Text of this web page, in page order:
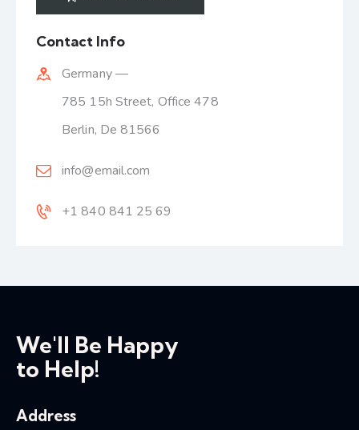
Contact Info
Germany —
785 15h Street, Office 478
Berlin, De 81566
info@email.com
+1 840 841 25 69
We'll Be Happy
to Help!
Address